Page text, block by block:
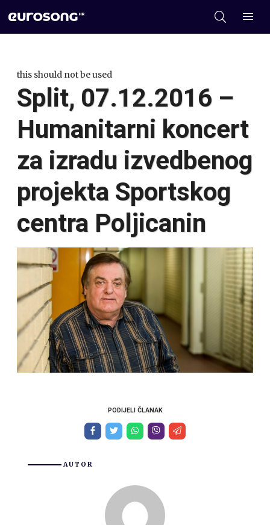
this should not be used
Split, 07.12.2016 –
Humanitarni koncert
za izradu izvedbenog
projekta Sportskog
centra Poljicanin
PODIJELI ČLANAK
AUTOR